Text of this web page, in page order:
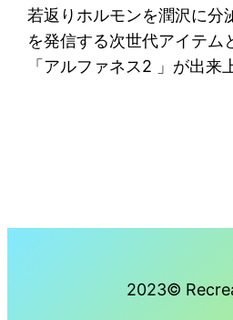
若返りホルモンを潤沢に分
を発信する次世代アイテム
「アルファネス2 」が出来
2023©